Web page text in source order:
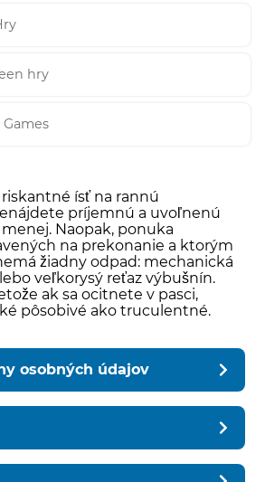
hry
Games
ísť na rannú
príjemnú a uvoľnenú
Naopak, ponuka
na prekonanie a ktorým
žiadny odpad: mechanická
veľkorysý reťaz výbušnín.
ak sa ocitnete v pasci,
pôsobivé ako truculentné.
osobných údajov